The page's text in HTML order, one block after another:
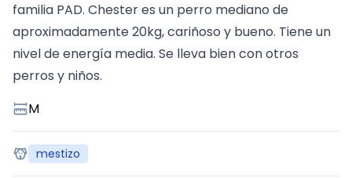
familia PAD. Chester es un perro mediano de
aproximadamente 20kg, cariñoso y bueno. Tiene un
nivel de energía media. Se lleva bien con otros
perros y niños.
M
mestizo